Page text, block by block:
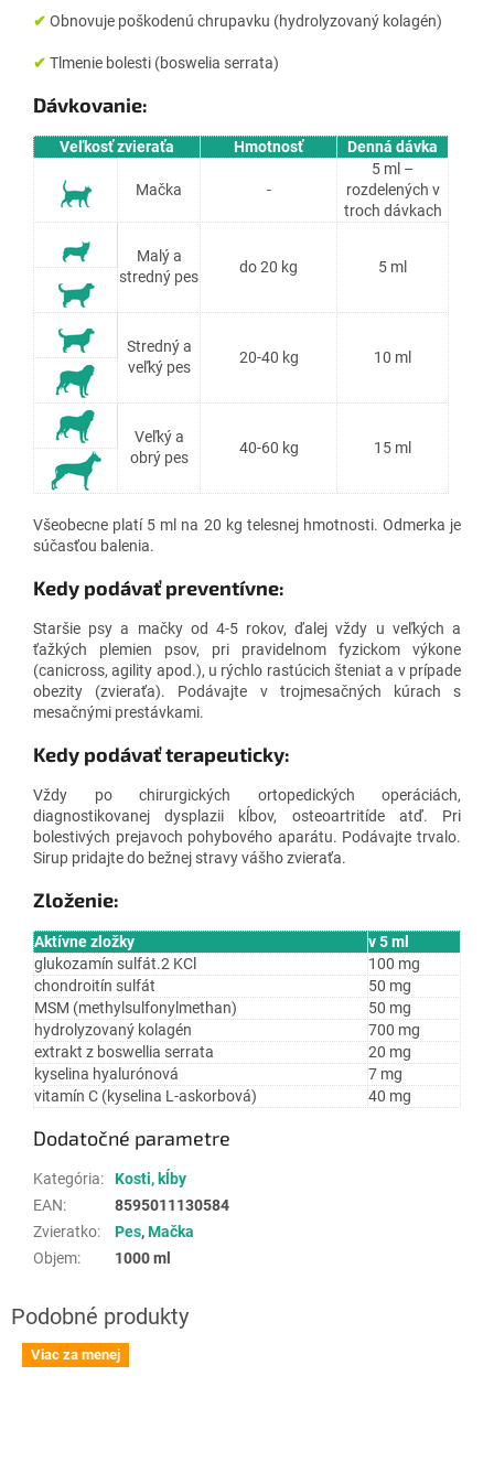
✔ Obnovuje poškodenú chrupavku (hydrolyzovaný kolagén)
✔ Tlmenie bolesti (boswelia serrata)
Dávkovanie:
Veľkosť zvieraťa Hmotnosť Denná dávka
Mačka -
5 ml –
rozdelených v
troch dávkach
Malý a
stredný pes
do 20 kg 5 ml
Stredný a
veľký pes
20-40 kg 10 ml
Veľký a
obrý pes
40-60 kg 15 ml
Všeobecne platí 5 ml na 20 kg telesnej hmotnosti. Odmerka je
súčasťou balenia.
Kedy podávať preventívne:
Staršie psy a mačky od 4-5 rokov, ďalej vždy u veľkých a
ťažkých plemien psov, pri pravidelnom fyzickom výkone
(canicross, agility apod.), u rýchlo rastúcich šteniat a v prípade
obezity (zvieraťa). Podávajte v trojmesačných kúrach s
mesačnými prestávkami.
Kedy podávať terapeuticky:
Vždy po chirurgických ortopedických operáciách,
diagnostikovanej dysplazii kĺbov, osteoartritíde atď. Pri
bolestivých prejavoch pohybového aparátu. Podávajte trvalo.
Sirup pridajte do bežnej stravy vášho zvieraťa.
Zloženie:
Aktívne zložky
v 5 ml
glukozamín sulfát.2 KCl
100 mg
chondroitín sulfát
50 mg
MSM (methylsulfonylmethan)
50 mg
hydrolyzovaný kolagén
700 mg
extrakt z boswellia serrata
20 mg
kyselina hyalurónová
7 mg
vitamín C (kyselina L-askorbová)
40 mg
Dodatočné parametre
Kategória:
Kosti, kĺby
EAN:
8595011130584
Zvieratko: Pes,Mačka
Objem: 1000 ml
Viac za menej